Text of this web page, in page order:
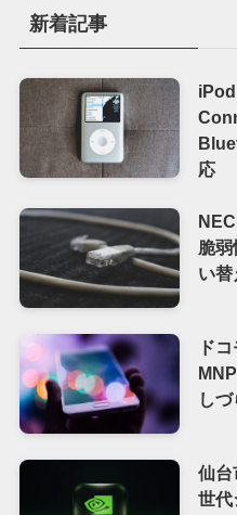
新着記事
応
脆
い替
ド
し
仙台
世代